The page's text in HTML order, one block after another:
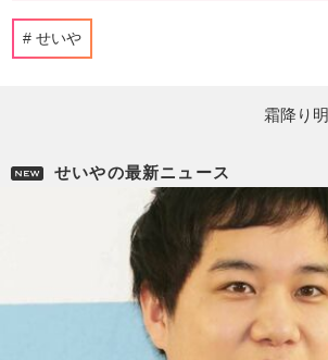
鈴木おさむ
ジェシー
SixTONES
吉本興業 粗品
M-1グランプリ キングコング
せいや
霜降り
せいやの最新ニュース